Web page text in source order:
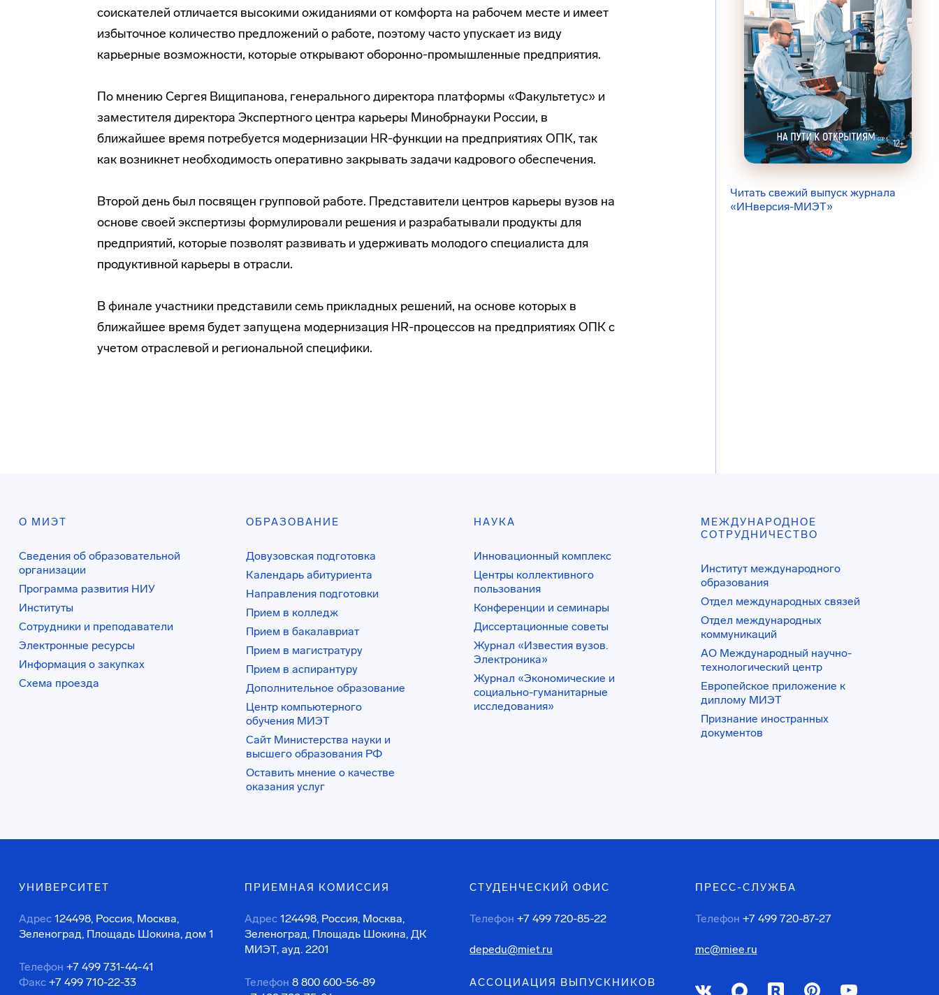
соискателей отличается высокими ожиданиями от комфорта на рабочем месте и имеет
избыточное количество предложений о работе, поэтому часто упускает из виду
карьерные возможности, которые открывают оборонно-промышленные предприятия.
По мнению Сергея Вищипанова, генерального директора платформы «Факультетус» и
заместителя директора Экспертного центра карьеры Минобрнауки России, в
ближайшее время потребуется модернизации HR-функции на предприятиях ОПК, так
как возникнет необходимость оперативно закрывать задачи кадрового обеспечения.
Второй день был посвящен групповой работе. Представители центров карьеры вузов на
основе своей экспертизы формулировали решения и разрабатывали продукты для
предприятий, которые позволят развивать и удерживать молодого специалиста для
продуктивной карьеры в отрасли.
В финале участники представили семь прикладных решений, на основе которых в
ближайшее время будет запущена модернизация HR-процессов на предприятиях ОПК с
учетом отраслевой и региональной специфики.
Читать свежий выпуск журнала
«ИНверсия-МИЭТ»
О МИЭТ
Сведения об образовательной
организации
Программа развития НИУ
Институты
Сотрудники и преподаватели
Электронные ресурсы
Информация о закупках
Схема проезда
ОБРАЗОВАНИЕ
Довузовская подготовка
Календарь абитуриента
Направления подготовки
Прием в колледж
Прием в бакалавриат
Прием в магистратуру
Прием в аспирантуру
Дополнительное образование
Центр компьютерного
обучения МИЭТ
Сайт Министерства науки и
высшего образования РФ
Оставить мнение о качестве
оказания услуг
НАУКА
Инновационный комплекс
Центры коллективного
пользования
Конференции и семинары
Диссертационные советы
Журнал «Известия вузов.
Электроника»
Журнал «Экономические и
социально-гуманитарные
исследования»
МЕЖДУНАРОДНОЕ
СОТРУДНИЧЕСТВО
Институт международного
образования
Отдел международных связей
Отдел международных
коммуникаций
АО Международный научно-
технологический центр
Европейское приложение к
диплому МИЭТ
Признание иностранных
документов
УНИВЕРСИТЕТ
Адрес 124498, Россия, Москва,
Зеленоград, Площадь Шокина, дом 1
Телефон +7 499 731-44-41
Факс +7 499 710-22-33
ПРИЕМНАЯ КОМИССИЯ
Адрес 124498, Россия, Москва,
Зеленоград, Площадь Шокина, ДК
МИЭТ, ауд. 2201
Телефон 8 800 600-56-89
СТУДЕНЧЕСКИЙ ОФИС
Телефон +7 499 720-85-22
depedu@miet.ru
АССОЦИАЦИЯ ВЫПУСКНИКОВ
ПРЕСС-СЛУЖБА
Телефон +7 499 720-87-27
mc@miee.ru